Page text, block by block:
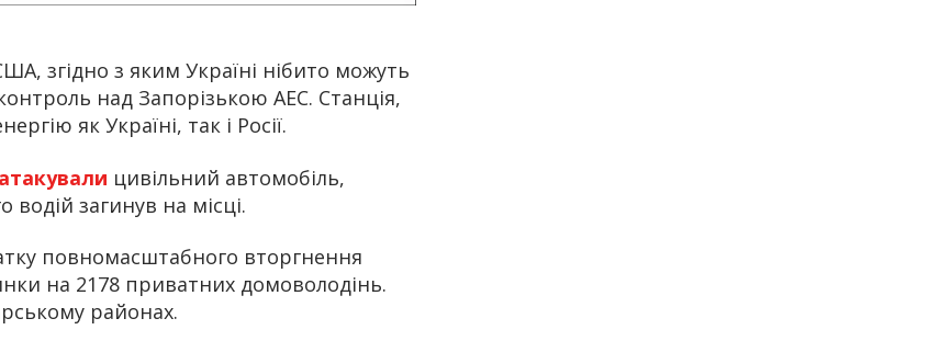
згідно з яким Україні нібито можуть
над Запорізькою АЕС. Станція,
як Україні, так і Росії.
атакували цивільний автомобіль,
загинув на місці.
повномасштабного вторгнення
на 2178 приватних домоволодінь.
районах.